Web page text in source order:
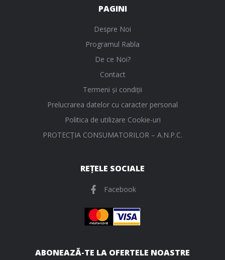
PAGINI
Despre Noi
Programul Rabla
De ce Noi?
Contact
Termeni și condiții
Prelucrarea datelor cu caracter personal
Politica de utilizare Cookie-uri
PROTECŢIA CONSUMATORILOR – A.N.P.C.
REȚELE SOCIALE
Facebook
ABONEAZĂ-TE LA OFERTELE NOASTRE